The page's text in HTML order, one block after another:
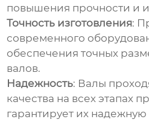
повышения прочности и
Точность изготовления:
современного
обеспечения точных
валов.
Надежность: Валы
качества на всех этапах
гарантирует их надежную